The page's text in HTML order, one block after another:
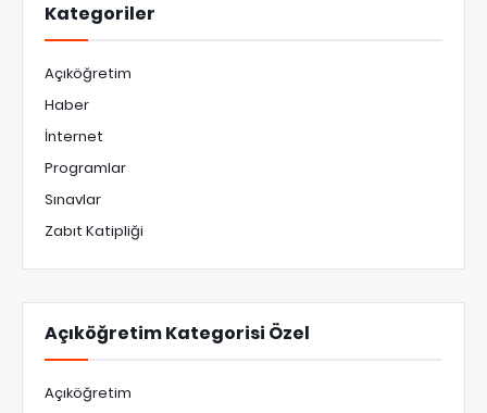
Kategoriler
Açıköğretim
Haber
İnternet
Programlar
Sınavlar
Zabıt Katipliği
Açıköğretim Kategorisi Özel
Açıköğretim